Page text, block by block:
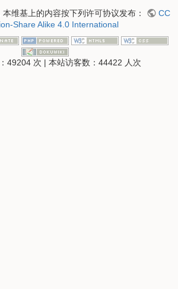
维基上的内容按下列许可协议发布：
CC
Share Alike 4.0 International
49204 次 | 本站访客数： 44422 人次